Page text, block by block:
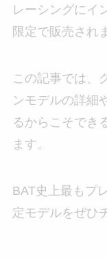
レーシングにイ
限定で販売され
この記事では、
ンモデルの詳細
るからこそでき
ます。
BAT史上最もプ
定モデルをぜひ